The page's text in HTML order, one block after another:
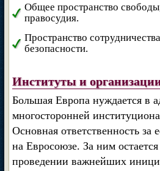
Общее пространство
правосудия.
Пространство
безопасности.
Институты и
Большая Европа нуждается в
многосторонней
Основная ответственность за
на Евросоюзе. За ним
проведении важнейших